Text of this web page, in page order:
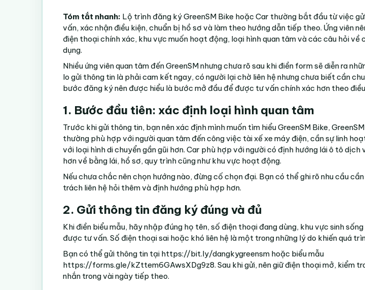
Tóm tắt nhanh: Lộ trình đăng ký GreenSM Bike hoặc Car thường bắt đầu từ việc
vấn, xác nhận điều kiện, chuẩn bị hồ sơ và làm theo hướng dẫn tiếp theo. Ứng viên
điện thoại chính xác, khu vực muốn hoạt động, loại hình quan tâm và các câu hỏi về
dụng.
Nhiều ứng viên quan tâm đến GreenSM nhưng chưa rõ sau khi điền form sẽ diễn ra
lo gửi thông tin là phải cam kết ngay, có người lại chờ liên hệ nhưng chưa biết cần
bước đăng ký nên được hiểu là bước mở đầu để được tư vấn chính xác hơn theo
1. Bước đầu tiên: xác định loại hình quan tâm
Trước khi gửi thông tin, bạn nên xác định mình muốn tìm hiểu GreenSM Bike,
thường phù hợp với người quan tâm đến công việc tài xế xe máy điện, cần sự linh
với loại hình di chuyển gần gũi hơn. Car phù hợp với người có định hướng lái ô tô dịch
hơn về bằng lái, hồ sơ, quy trình cũng như khu vực hoạt động.
Nếu chưa chắc nên chọn hướng nào, đừng cố chọn đại. Bạn có thể ghi rõ nhu cầu
trách liên hệ hỏi thêm và định hướng phù hợp hơn.
2. Gửi thông tin đăng ký đúng và đủ
Khi điền biểu mẫu, hãy nhập đúng họ tên, số điện thoại đang dùng, khu vực sinh
được tư vấn. Số điện thoại sai hoặc khó liên hệ là một trong những lý do khiến quá
Bạn có thể gửi thông tin tại https://bit.ly/dangkygreensm hoặc biểu mẫu
https://forms.gle/kZttem6GAwsXDg9z8. Sau khi gửi, nên giữ điện thoại mở, kiểm
nhắn trong vài ngày tiếp theo.